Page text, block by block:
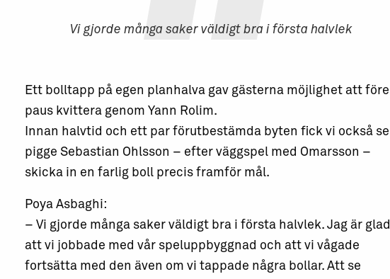
Vi gjorde många saker väldigt bra i första halvlek
Ett bolltapp på egen planhalva gav gästerna möjlighet att före
paus kvittera genom Yann Rolim.
Innan halvtid och ett par förutbestämda byten fick vi också se
pigge Sebastian Ohlsson – efter väggspel med Omarsson –
skicka in en farlig boll precis framför mål.
Poya Asbaghi:
– Vi gjorde många saker väldigt bra i första halvlek. Jag är glad
att vi jobbade med vår speluppbyggnad och att vi vågade
fortsätta med den även om vi tappade några bollar. Att se